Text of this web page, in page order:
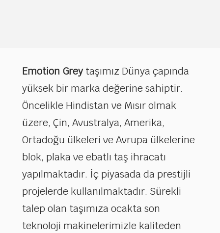
Emotion Greytaşımız Dünya çapında
yüksek bir marka değerine sahiptir.
Öncelikle Hindistan ve Mısır olmak
üzere, Çin, Avustralya, Amerika,
Ortadoğu ülkeleri ve Avrupa ülkelerine
blok, plaka ve ebatlı taş ihracatı
yapılmaktadır. İç piyasada da prestijli
projelerde kullanılmaktadır. Sürekli
talep olan taşımıza ocakta son
teknoloji makinelerimizle kaliteden